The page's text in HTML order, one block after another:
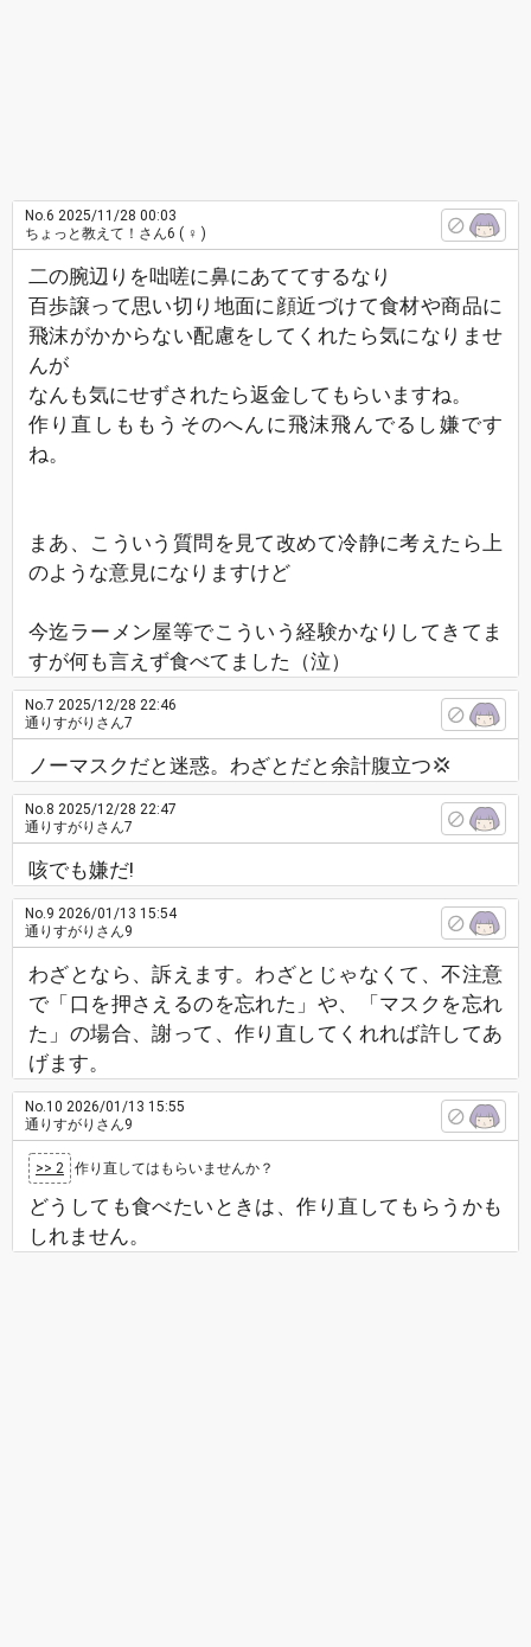
No.6 2025/11/28 00:03
ちょっと教えて！さん6 ( ♀ )
二の腕辺りを咄嗟に鼻にあててするなり
百歩譲って思い切り地面に顔近づけて食材や商品に
飛沫がかからない配慮をしてくれたら気になりませ
んが
なんも気にせずされたら返金してもらいますね。
作り直しももうそのへんに飛沫飛んでるし嫌です
ね。
まあ、こういう質問を見て改めて冷静に考えたら上
のような意見になりますけど
今迄ラーメン屋等でこういう経験かなりしてきてま
すが何も言えず食べてました（泣）
No.7 2025/12/28 22:46
通りすがりさん7
ノーマスクだと迷惑。わざとだと余計腹立つ💢
No.8 2025/12/28 22:47
通りすがりさん7
咳でも嫌だ!
No.9 2026/01/13 15:54
通りすがりさん9
わざとなら、訴えます。わざとじゃなくて、不注意
で「口を押さえるのを忘れた」や、「マスクを忘れ
た」の場合、謝って、作り直してくれれば許してあ
げます。
No.10 2026/01/13 15:55
通りすがりさん9
>> 2 作り直してはもらいませんか？
どうしても食べたいときは、作り直してもらうかも
しれません。